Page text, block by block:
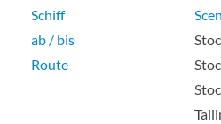
Schiff
ab / bis
Route